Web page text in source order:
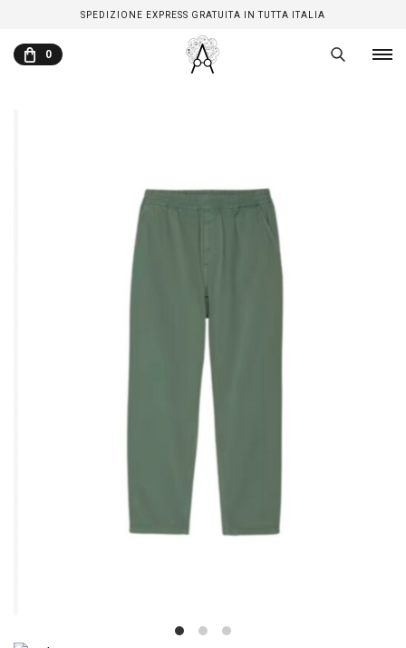
SPEDIZIONE EXPRESS GRATUITA IN TUTTA ITALIA
0